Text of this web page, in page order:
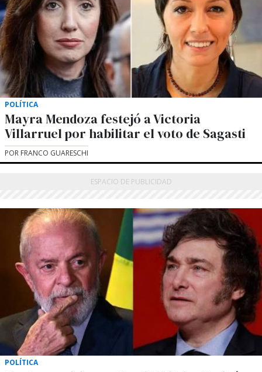
POLÍTICA
Mayra Mendoza festejó a Victoria
Villarruel por habilitar el voto de Sagasti
POR FRANCO GUARESCHI
POLÍTICA